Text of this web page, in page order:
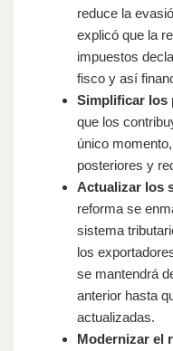
reduce la
explicó que la
impuestos
fisco y así
Simplificar los
que los
único
posteriores y
Actualizar los
reforma se
sistema
los
se mantendrá
anterior hasta
actualizadas.
Modernizar el